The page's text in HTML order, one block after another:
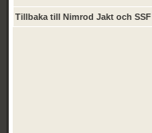
Tillbaka till Nimrod Jakt och SSF